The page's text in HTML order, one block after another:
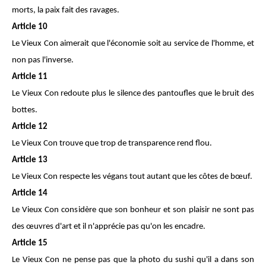
morts, la paix fait des ravages.
Article 10
Le Vieux Con aimerait que l'économie soit au service de l'homme, et
non pas l'inverse.
Article 11
Le Vieux Con redoute plus le silence des pantouﬂes que le bruit des
bottes.
Article 12
Le Vieux Con trouve que trop de transparence rend ﬂou.
Article 13
Le Vieux Con respecte les végans tout autant que les côtes de bœuf.
Article 14
Le Vieux Con considère que son bonheur et son plaisir ne sont pas
des œuvres d'art et il n'apprécie pas qu'on les encadre.
Article 15
Le Vieux Con ne pense pas que la photo du sushi qu'il a dans son